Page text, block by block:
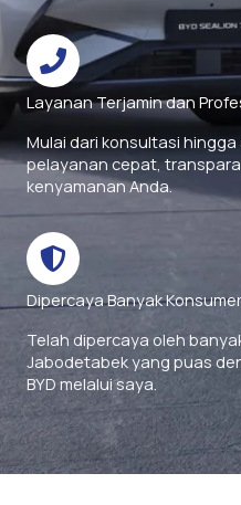
Layanan Terjamin dan
Mulai dari konsultasi
pelayanan cepat,
kenyamanan Anda.
Dipercaya Banyak
Telah dipercaya oleh
Jabodetabek yang puas
BYD melalui saya.